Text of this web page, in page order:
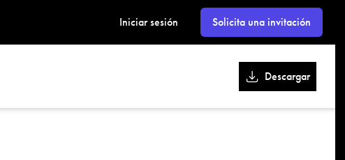
Iniciar sesión Solicita una invitación
Descargar